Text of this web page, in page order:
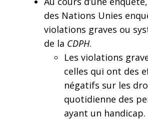
des Nations Unies
violations graves ou
de la CDPH.
Les violations
celles qui ont des
négatifs sur les
quotidienne des
ayant un handicap.